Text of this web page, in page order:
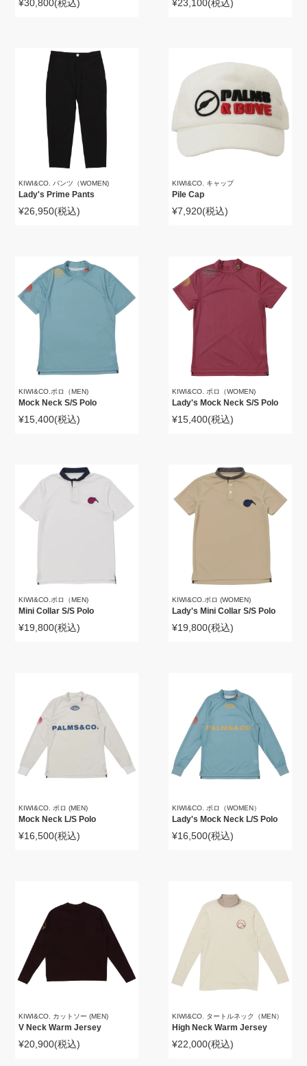
¥30,800(税込) ¥23,100(税込)
KIWI&CO. パンツ（WOMEN)
Lady's Prime Pants
¥26,950(税込)
KIWI&CO. キャップ
Pile Cap
¥7,920(税込)
KIWI&CO.ポロ（MEN)
Mock Neck S/S Polo
¥15,400(税込)
KIWI&CO. ポロ（WOMEN)
Lady's Mock Neck S/S Polo
¥15,400(税込)
KIWI&CO.ポロ（MEN)
Mini Collar S/S Polo
¥19,800(税込)
KIWI&CO.ポロ (WOMEN)
Lady's Mini Collar S/S Polo
¥19,800(税込)
KIWI&CO. ポロ (MEN)
Mock Neck L/S Polo
¥16,500(税込)
KIWI&CO. ポロ（WOMEN）
Lady's Mock Neck L/S Polo
¥16,500(税込)
KIWI&CO. カットソー (MEN)
V Neck Warm Jersey
¥20,900(税込)
KIWI&CO. タートルネック（MEN）
High Neck Warm Jersey
¥22,000(税込)